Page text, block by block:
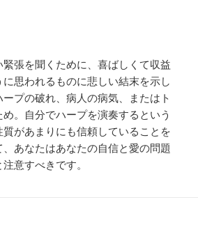
張を聞くために、喜ばしくて収益
思われるものに悲しい結末を示し
プの破れ、病人の病気、またはト
。自分でハープを演奏するという
があまりにも信頼していることを
あなたはあなたの自信と愛の問題
意すべきです。